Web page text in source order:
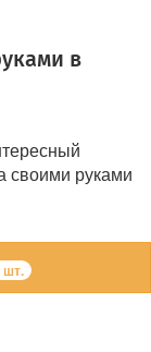
в
своими руками